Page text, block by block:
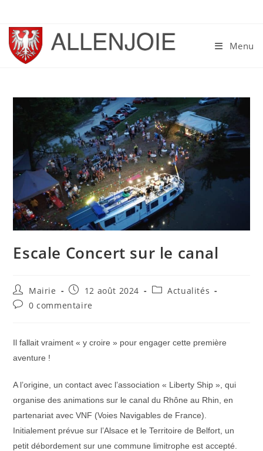
content
Menu
Escale Concert sur le canal
Auteur/autrice
de
la
Mairie
Publication
publiée :
12 août 2024
PostActualités
Commentaires
publication :
0 commentaire
Il fallait vraiment « y croire » pour engager cette première
aventure !
A l’origine, un contact avec l’association « Liberty Ship », qui
organise des animations sur le canal du Rhône au Rhin, en
partenariat avec VNF (Voies Navigables de France).
Initialement prévue sur l’Alsace et le Territoire de Belfort, un
petit débordement sur une commune limitrophe est accepté.